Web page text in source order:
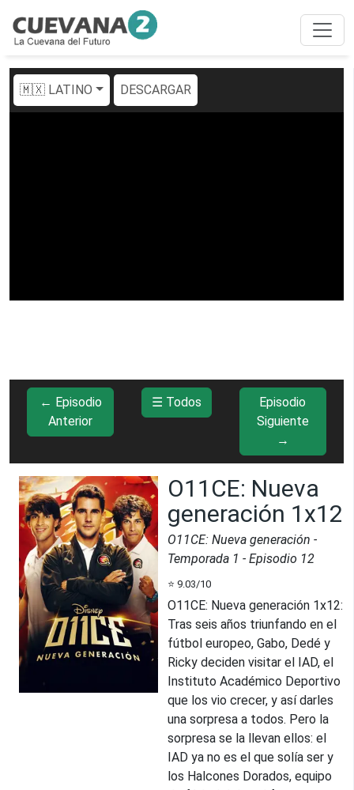
🇲🇽 LATINO DESCARGAR
← Episodio
Anterior
☰ Todos
Episodio
Siguiente
→
O11CE: Nueva
generación 1x12
O11CE: Nueva generación -
Temporada 1 - Episodio 12
⭐ 9.03/10
O11CE: Nueva generación 1x12:
Tras seis años triunfando en el
fútbol europeo, Gabo, Dedé y
Ricky deciden visitar el IAD, el
Instituto Académico Deportivo
que los vio crecer, y así darles
una sorpresa a todos. Pero la
sorpresa se la llevan ellos: el
IAD ya no es el que solía ser y
los Halcones Dorados, equipo